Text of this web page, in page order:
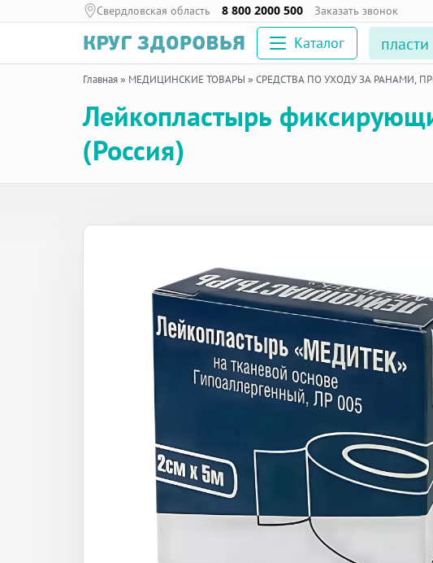
Свердловская область 8 800 2000 500 Заказать звонок
Каталог
Главная» МЕДИЦИНСКИЕ ТОВАРЫ » СРЕДСТВА ПО УХОДУ ЗА РАНАМИ,
Лейкопластырь
(Россия)